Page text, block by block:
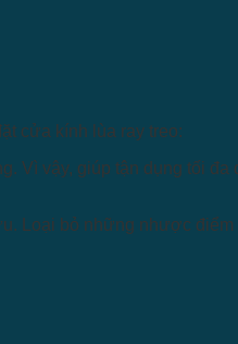
cửa kính lùa ray treo:
Vì vậy, giúp tận dụng tối đa
Loại bỏ những nhược điểm